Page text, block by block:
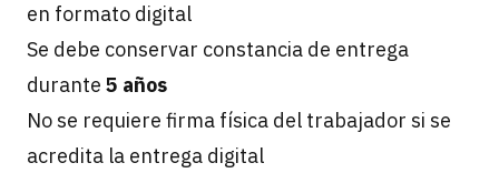
en formato digital
Se debe conservar constancia de entrega
durante 5 años
No se requiere firma física del trabajador si se
acredita la entrega digital